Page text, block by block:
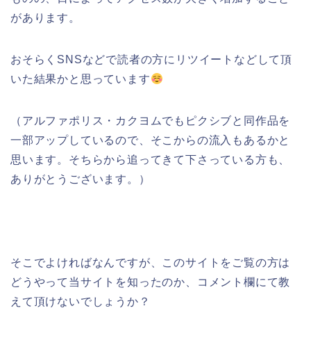
があります。
おそらくSNSなどで読者の方にリツイートなどして頂
いた結果かと思っています
（アルファポリス・カクヨムでもピクシブと同作品を
一部アップしているので、そこからの流入もあるかと
思います。そちらから追ってきて下さっている方も、
ありがとうございます。）
そこでよければなんですが、このサイトをご覧の方は
どうやって当サイトを知ったのか、コメント欄にて教
えて頂けないでしょうか？